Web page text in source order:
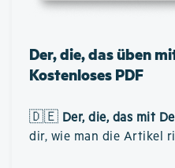
Der, die, das üben
Kostenloses PDF
🇩🇪 Der, die, das mit
dir, wie man die Artikel